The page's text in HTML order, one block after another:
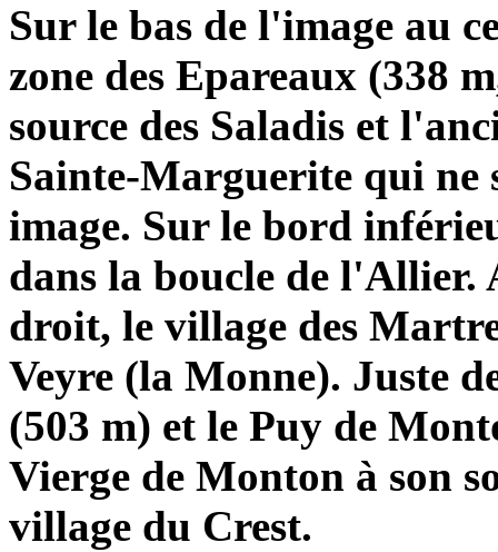
Sur le bas de l'image au
zone des Epareaux (338
source des Saladis et
Sainte-Marguerite qui ne
image. Sur le bord
dans la boucle de
droit, le village des
Veyre (la Monne). Juste
(503 m) et le Puy de
Vierge de Monton à son
village du Crest.